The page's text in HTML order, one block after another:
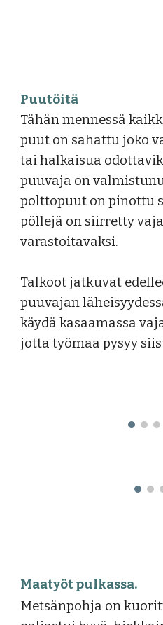
Puutöitä
Tähän mennessä
puut on sahattu joko
tai halkaisua
puuvaja on
polttopuut on pinottu
pöllejä on siirretty
varastoitavaksi.
Talkoot jatkuvat
puuvajan
käydä kasaamassa
jotta työmaa pysyy
Maatyöt pulkassa.
Metsänpohja on